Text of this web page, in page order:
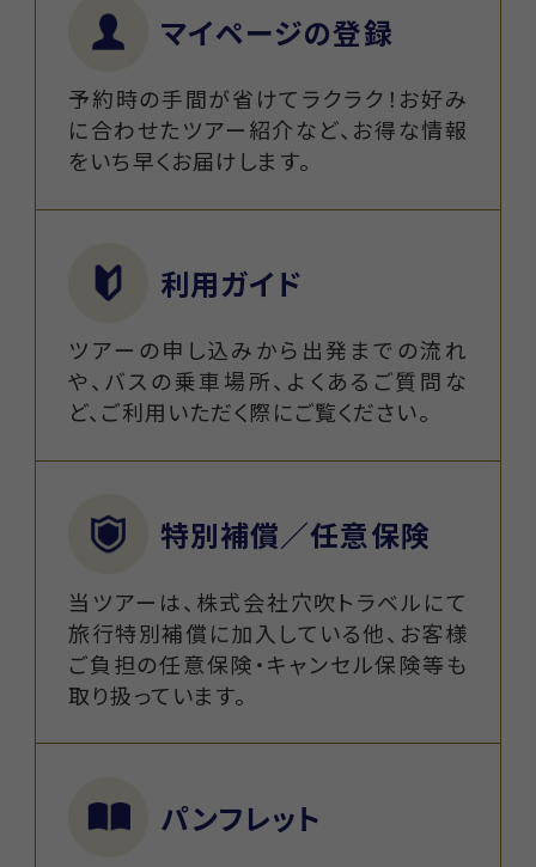
マイページの登録
予約時の手間が省けてラクラク！お好み
に合わせたツアー紹介など、お得な情報
をいち早くお届けします。
利用ガイド
ツアーの申し込みから出発までの流れ
や、バスの乗車場所、よくあるご質問な
ど、ご利用いただく際にご覧ください。
特別補償／任意保険
当ツアーは、株式会社穴吹トラベルにて
旅行特別補償に加入している他、お客様
ご負担の任意保険・キャンセル保険等も
取り扱っています。
パンフレット